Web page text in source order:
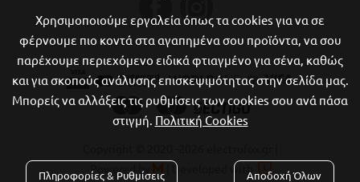
Powered by
Developed with 
Χρησιμοποιούμε εργαλεία όπως τα cookies για να σε
φέρνουμε πιο κοντά στα αγαπημένα σου προϊόντα, να σου
παρέχουμε περιεχόμενο ειδικά φτιαγμένο για σένα, καθώς
και για σκοπούς ανάλυσης επισκεψιμότητας στην σελίδα μας.
Μπορείς να αλλάξεις τις ρυθμίσεις των cookies σου ανά πάσα
στιγμή. Πολιτική Cookies
Πληροφορίες & Ρυθμίσεις Αποδοχή Όλων